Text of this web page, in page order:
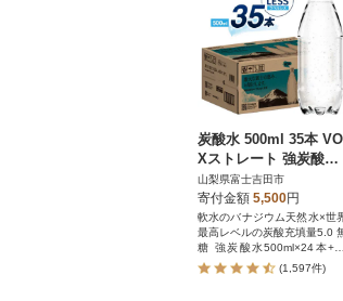
炭酸水 500ml 35本 VO
Xストレート 強炭酸水
ラベルレス 1ケース
山梨県富士吉田市
寄付金額 5,500円
軟水のバナジウム天然水×世
最高レベルの炭酸充填量5.0
糖 強炭酸水500ml×24本+11
本!
(1,597件)